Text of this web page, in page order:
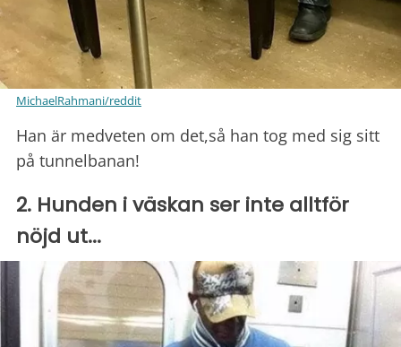
MichaelRahmani/reddit
Han är medveten om det,så han tog med sig sitt
på tunnelbanan!
2. Hunden i väskan ser inte alltför
nöjd ut...